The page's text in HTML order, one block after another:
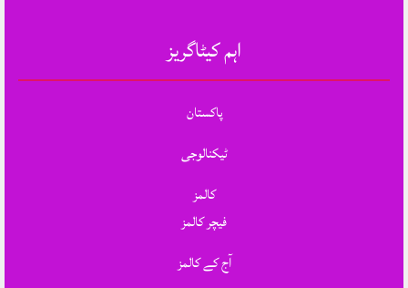
اہم کیٹاگریز
پاکستان
ٹیکنالوجی
کالمز
فیچر کالمز
آج کے کالمز